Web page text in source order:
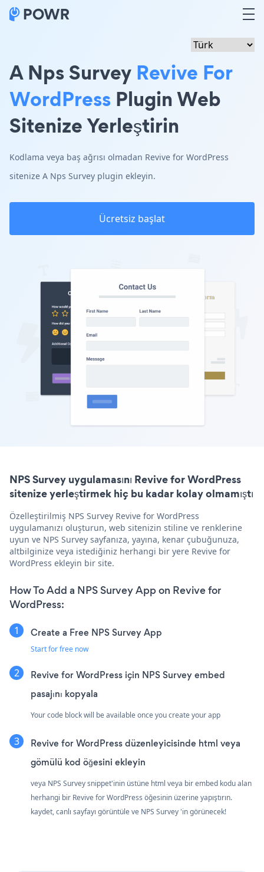
A Nps Survey Revive For
WordPress Plugin Web
Sitenize Yerleştirin
Kodlama veya baş ağrısı olmadan Revive for WordPress
sitenize A Nps Survey plugin ekleyin.
Ücretsiz başlat
NPS Survey uygulamasını Revive for WordPress
sitenize yerleştirmek hiç bu kadar kolay olmamıştı
Özelleştirilmiş NPS Survey Revive for WordPress
uygulamanızı oluşturun, web sitenizin stiline ve renklerine
uyun ve NPS Survey sayfanıza, yayına, kenar çubuğunuza,
altbilginize veya istediğiniz herhangi bir yere Revive for
WordPress ekleyin bir site.
How To Add a NPS Survey App on Revive for
WordPress:
Create a Free NPS Survey App
Start for free now
Revive for WordPress için NPS Survey embed
pasajını kopyala
Your code block will be available once you create your app
Revive for WordPress düzenleyicisinde html veya
gömülü kod öğesini ekleyin
veya NPS Survey snippet'inin üstüne html veya bir embed kodu alan
herhangi bir Revive for WordPress öğesinin üzerine yapıştırın.
kaydet, canlı sayfayı görüntüle ve NPS Survey 'in görünecek!